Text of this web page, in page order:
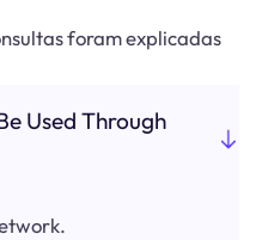
foram explicadas
Used Through